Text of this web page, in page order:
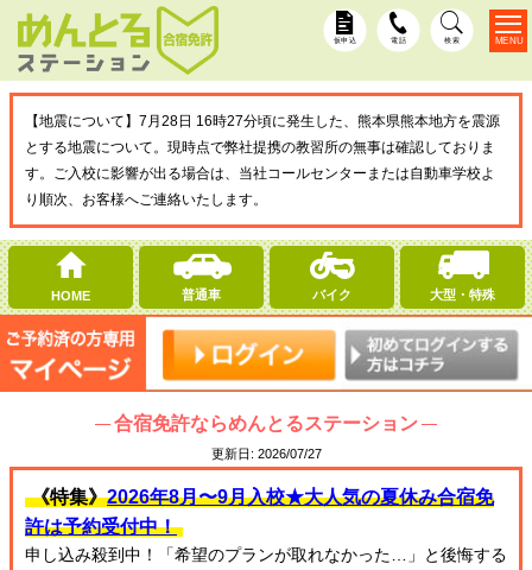
仮申込 電話 検索
【地震について】7月28日 16時27分頃に発生した、熊本県熊本地方を震源
とする地震について。現時点で弊社提携の教習所の無事は確認しておりま
す。ご入校に影響が出る場合は、当社コールセンターまたは自動車学校よ
り順次、お客様へご連絡いたします。
HOME 普通車 バイク 大型・特殊
MENU
合宿免許ならめんとるステーション
更新日: 2026/07/27
《特集》2026年8月〜9月入校★大人気の夏休み合宿免
許は予約受付中！
申し込み殺到中！「希望のプランが取れなかった…」と後悔する